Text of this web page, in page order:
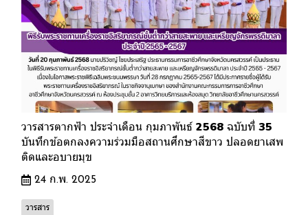
วารสารตากฟ้า ประจำเดือน กุมภาพันธ์ 2568 ฉบับที่ 35
บันทึกข้อตกลงความร่วมมือสถานศึกษาสีขาว ปลอดยาเสพ
ติดและอบายมุข
24 ก.พ. 2025
วารสาร